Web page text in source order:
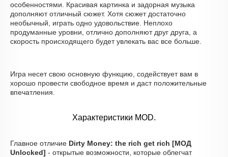
особенностями. Красивая картинка и задорная музыка
дополняют отличный сюжет. Хотя сюжет достаточно
необычный, играть одно удовольствие. Неплохо
продуманные уровни, отлично дополняют друг друга, а
скорость происходящего будет увлекать вас все больше.
Игра несет свою основную функцию, содействует вам в
хорошо провести свободное время и даст положительные
впечатления.
Характеристики MOD.
Главное отличие Dirty Money: the rich get rich [МОД
Unlocked] - открытые возможности, которые облегчат